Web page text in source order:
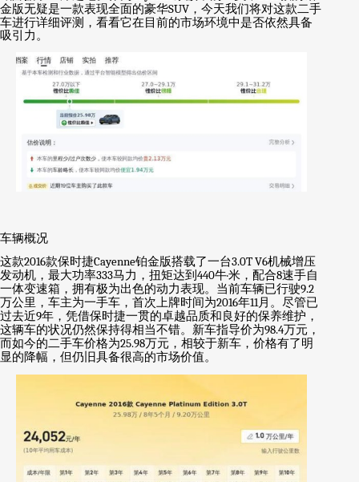
金版无疑是一款表现全面的豪华SUV ，今天我们将对这款二手
车进行详细评测，看看它在目前的市场环境中是否依然具备
吸引力。
车辆概况
这款2016款保时捷Cayenne铂金版搭载了一台3.0T V6机械增压
发动机，最大功率333马力，扭矩达到 440牛·米，配合8速手自
一体变速箱，拥有极为出色的动力表现。当前车辆已行驶9.2
万公里，车主为一手车，首次上牌时间为2016年11月。尽管已
过去近9年，凭借保时捷一贯的卓越品质和良好的保养维护，
这辆车的状况仍然保持得相当不错。新车指导价为98.4万元，
而如今的二手车价格为25.98万元，相较于新车，价格有了明
显的降幅，但仍旧具备很高的市场价值。